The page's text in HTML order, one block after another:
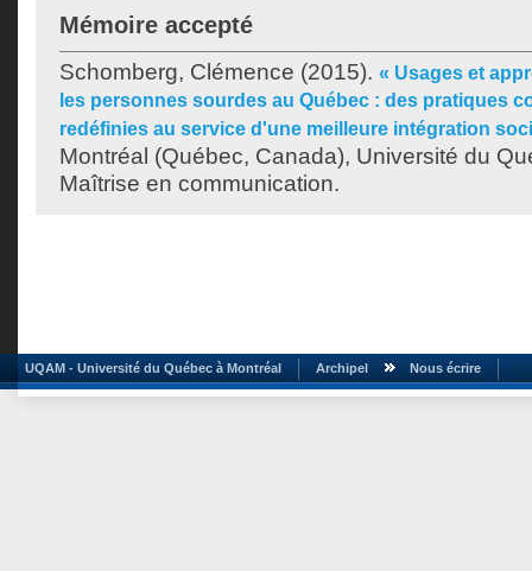
Mémoire accepté
Schomberg, Clémence (2015). « Usages et
les personnes sourdes au Québec : des pratiques
redéfinies au service d'une meilleure intégration
Montréal (Québec, Canada), Université du
Maîtrise en communication.
UQAM - Université du Québec à Montréal Archipel Nous écrire